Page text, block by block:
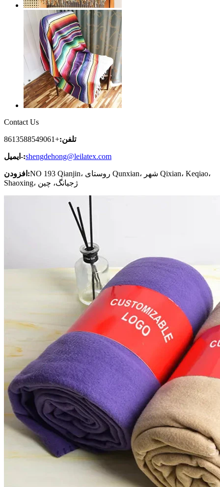
Contact Us
تلفن:+8613588549061
ایمیل-:shengdehong@leilatex.com
افزودن:NO 193 Qianjin، روستای Qunxian، شهر Qixian، Keqiao،
Shaoxing، ژجیانگ، چین